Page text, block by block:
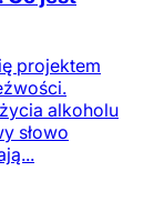
projektem
alkoholu
słowo